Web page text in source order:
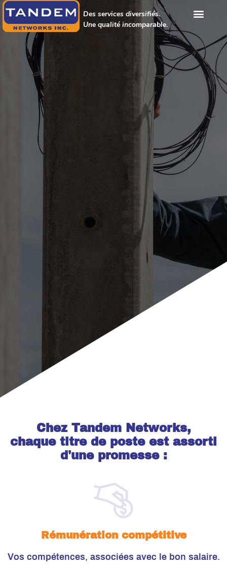
Des services diversifiés.
Une qualité incomparable.
Joignez-vous à notre équipe
À la recherche d'une carrière qui vous permet de
excellent encadrement et de formations
vos besoins.
Lancez la discussion avec nous !
Chez Tandem Networks,
chaque titre de poste est assorti
d'une promesse :
Rémunération compétitive
Vos compétences, associées avec le bon salaire.